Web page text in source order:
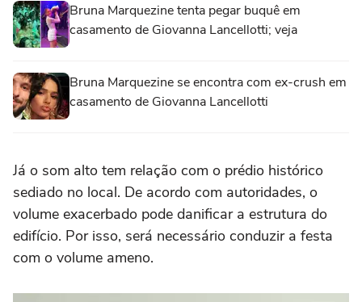
Bruna Marquezine tenta pegar buquê em
casamento de Giovanna Lancellotti; veja
Bruna Marquezine se encontra com ex-crush em
casamento de Giovanna Lancellotti
Já o som alto tem relação com o prédio histórico
sediado no local. De acordo com autoridades, o
volume exacerbado pode danificar a estrutura do
edifício. Por isso, será necessário conduzir a festa
com o volume ameno.